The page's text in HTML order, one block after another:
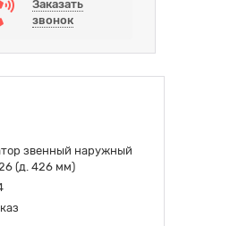
Заказать
звонок
звенный наружный
(д. 426 мм)